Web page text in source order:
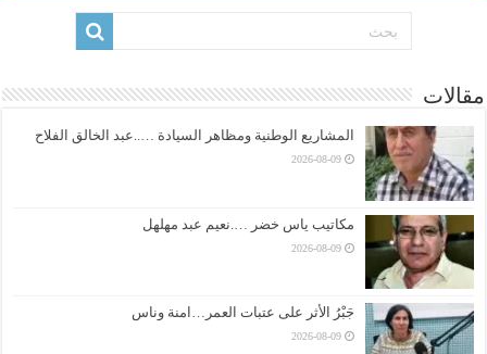
مقالات
المشاريع الوطنية ومظاهر السيادة …..عبد الخالق الفلاح
2026-08-09
مكاتيب ياس خضر ….نعيم عبد مهلهل
2026-08-09
جَبْرُ الأثر على عتبات العمر…امنة وناس
2026-08-09